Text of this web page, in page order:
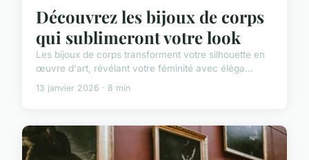
Découvrez les bijoux de corps
qui sublimeront votre look
Les bijoux de corps transforment votre silhouette en
œuvre d'art, révélant votre féminité avec éléga...
13 janvier 2026 · 8 min